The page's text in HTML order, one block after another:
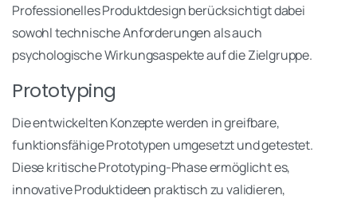
Professionelles Produktdesign berücksichtigt dabei
sowohl technische Anforderungen als auch
psychologische Wirkungsaspekte auf die Zielgruppe.
Prototyping
Die entwickelten Konzepte werden in greifbare,
funktionsfähige Prototypen umgesetzt und getestet.
Diese kritische Prototyping-Phase ermöglicht es,
innovative Produktideen praktisch zu validieren,